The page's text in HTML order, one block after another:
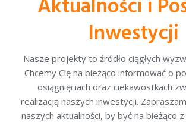
Aktualności i
Inwestycji
Nasze projekty to źródło ciągłych
Chcemy Cię na bieżąco informować o
osiągnięciach oraz ciekawostkach
realizacją naszych inwestycji.
naszych aktualności, by być na bieżąco